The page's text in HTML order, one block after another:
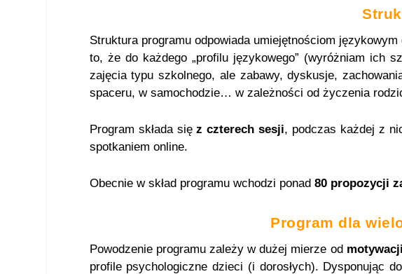
Struktura programu odpowiada umiejętnościom
to, że do każdego „profilu językowego” (wyróżniam ich
zajęcia typu szkolnego, ale zabawy, dyskusje,
spaceru, w samochodzie… w zależności od życzenia
Program składa sięz czterech sesji, podczas każdej z
spotkaniem online.
Obecnie w skład programu wchodzi ponad 80 propozycji
Program dla
Powodzenie programu zależy w dużej mierze od
profile psychologiczne dzieci (i dorosłych). Dysponując